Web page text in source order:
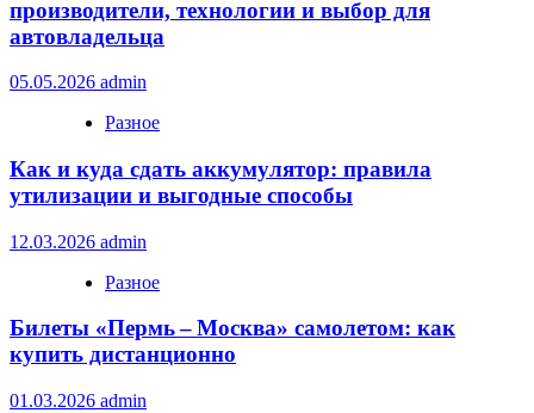
производители, технологии и выбор для
автовладельца
05.05.2026 admin
Разное
Как и куда сдать аккумулятор: правила
утилизации и выгодные способы
12.03.2026 admin
Разное
Билеты «Пермь – Москва» самолетом: как
купить дистанционно
01.03.2026 admin